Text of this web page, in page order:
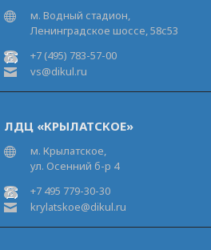
м. Водный стадион,
Ленинградское шоссе, 58с53
+7 (495) 783-57-00
vs@dikul.ru
ЛДЦ «КРЫЛАТСКОЕ»
м. Крылатское,
ул. Осенний б-р 4
+7 495 779-30-30
krylatskoe@dikul.ru